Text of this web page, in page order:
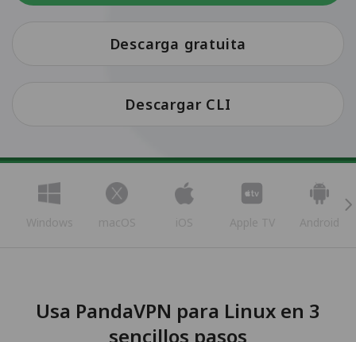
Descarga gratuita
Descargar CLI
Windows macOS iOS Apple TV Android
Usa PandaVPN para Linux en 3
sencillos pasos